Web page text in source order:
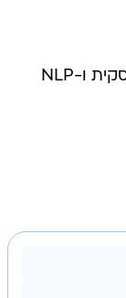
טל שלמון צעידי היא יועצת ומאמנת עסקית ו-NLP